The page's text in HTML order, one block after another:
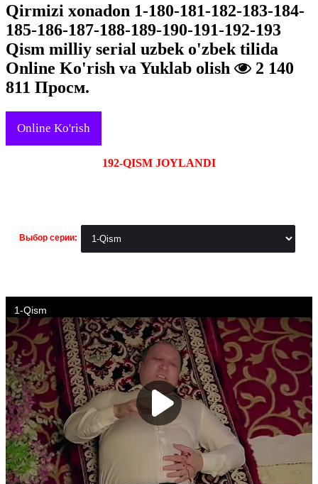
Qirmizi xonadon 1-180-181-182-183-184-
185-186-187-188-189-190-191-192-193
Qism milliy serial uzbek o'zbek tilida
Online Ko'rish va Yuklab olish
2 140
811 Просм.
Online Ko'rish
192-QISM JOYLANDI
Выбор серии: